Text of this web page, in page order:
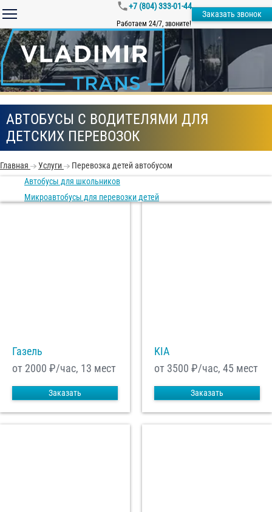
+7 (804) 333-01-44
Работаем 24/7, звоните!
Заказать звонок
АВТОБУСЫ С ВОДИТЕЛЯМИ ДЛЯ
ДЕТСКИХ ПЕРЕВОЗОК
Главная Услуги
Перевозка детей автобусом
Автобусы для школьников
Микроавтобусы для перевозки детей
Газель
от 2000 ₽/час, 13 мест
Заказать
KIA
от 3500 ₽/час, 45 мест
Заказать